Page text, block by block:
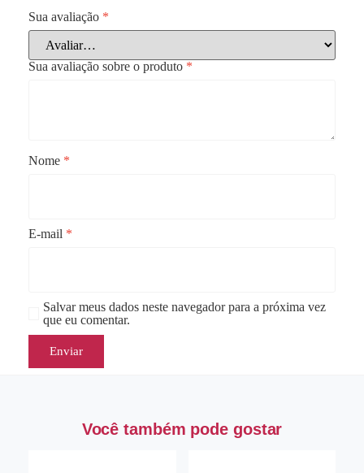
Sua avaliação *
Sua avaliação sobre o produto *
Nome *
E-mail *
Salvar meus dados neste navegador para a próxima vez
que eu comentar.
Você também pode gostar